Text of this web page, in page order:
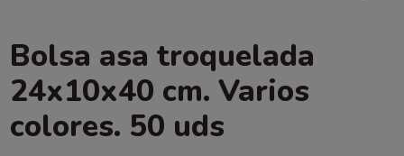
Bolsa asa troquelada
24x10x40 cm. Varios
colores. 50 uds